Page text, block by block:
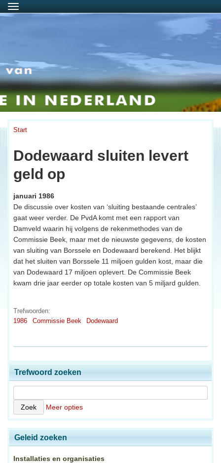
Menu
Start
Dodewaard sluiten levert
geld op
januari 1986
De discussie over kosten van ‘sluiting bestaande centrales’
gaat weer verder. De PvdA komt met een rapport van
Damveld waarin hij volgens de rekenmethodes van de
Commissie Beek, maar met de nieuwste gegevens, de kosten
van sluiting van Borssele en Dodewaard berekend. Het blijkt
dat het sluiten van Borssele 11 miljoen gulden kost, maar die
van Dodewaard 17 miljoen oplevert. De Commissie Beek
kwam drie jaar eerder op totale kosten van 5 miljard gulden.
Trefwoorden:
1986
Commissie Beek Dodewaard
Trefwoord zoeken
Meer opties
Geleid zoeken
Installaties en organisaties